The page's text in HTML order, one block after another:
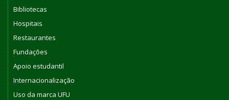
Bibliotecas
Hospitais
Restaurantes
Fundações
Apoio estudantil
Internacionalização
Uso da marca UFU